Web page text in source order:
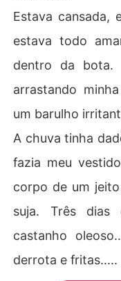
Estava cansada,
estava todo
dentro da bota.
arrastando
um barulho
A chuva tinha
fazia meu
corpo de um
suja. Três dias
castanho
derrota e fritas.....